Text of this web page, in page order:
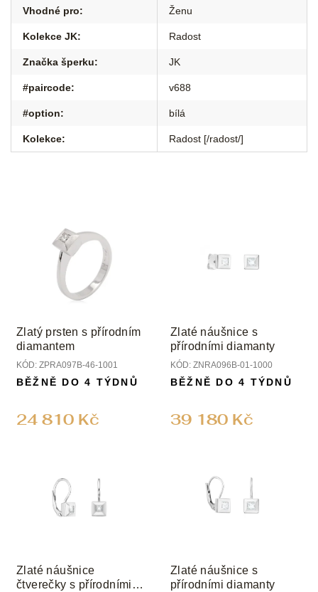
Vhodné pro: Ženu
Kolekce JK: Radost
Značka šperku: JK
#paircode: v688
#option: bílá
Kolekce: Radost [/radost/]
Zlatý prsten s přírodním
diamantem
KÓD: ZPRA097B-46-1001
24 810 Kč
BĚŽNĚ DO 4 TÝDNŮ
Zlaté náušnice s
přírodními diamanty
KÓD: ZNRA096B-01-1000
39 180 Kč
BĚŽNĚ DO 4 TÝDNŮ
Zlaté náušnice
čtverečky s přírodními
Zlaté náušnice s
přírodními diamanty